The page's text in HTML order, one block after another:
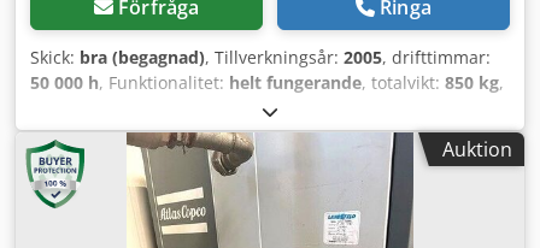
Förfråga Ringa
Skick: bra (begagnad), Tillverkningsår: 2005, drifttimmar:
50 000 h, Funktionalitet: helt fungerande, totalvikt: 850 kg,
, Skruvkompressor 22 kW med inbyggd
kylufttork, är demonterad men i gott skick. Dedpfxszb Drxs
Ak Eskr
Auktion